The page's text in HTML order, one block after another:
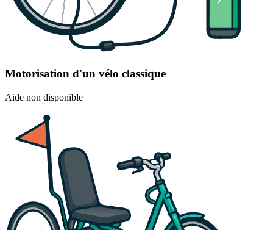
Motorisation d'un vélo classique
Aide non disponible